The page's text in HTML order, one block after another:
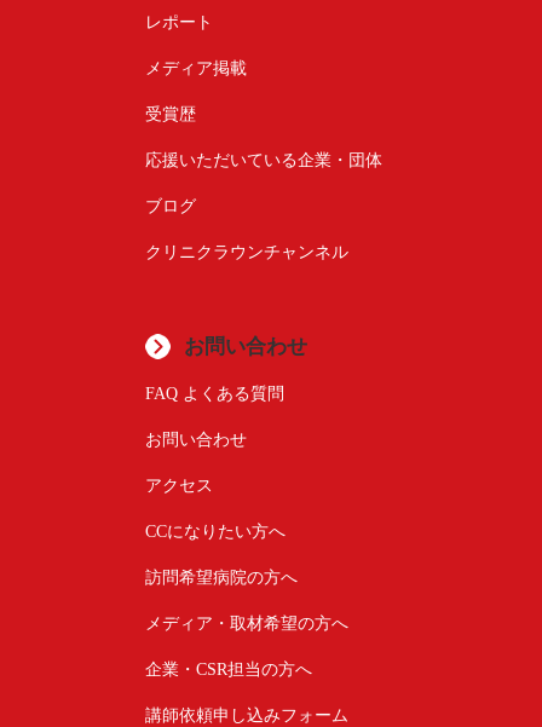
レポート
メディア掲載
受賞歴
応援いただいている企業・団体
ブログ
クリニクラウンチャンネル
お問い合わせ
FAQ よくある質問
お問い合わせ
アクセス
CCになりたい方へ
訪問希望病院の方へ
メディア・取材希望の方へ
企業・CSR担当の方へ
講師依頼申し込みフォーム